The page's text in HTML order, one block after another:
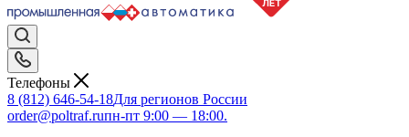
Телефоны
8 (812) 646-54-18Для регионов России
order@poltraf.ruпн-пт 9:00 — 18:00.